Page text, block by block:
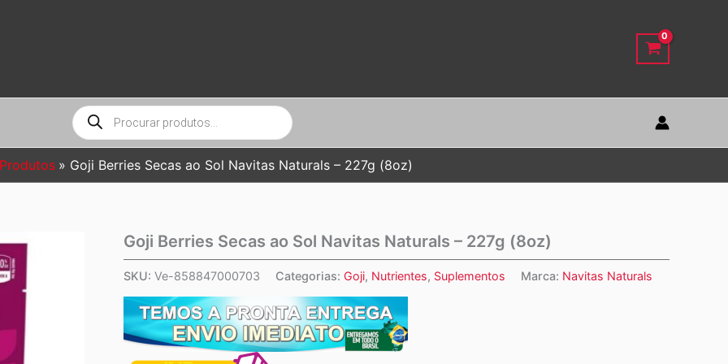
Pesquisar
produtos
Produtos Goji Berries Secas ao Sol Navitas Naturals – 227g (8oz)
Goji Berries Secas ao Sol Navitas Naturals – 227g (8oz)
SKU: Ve-858847000703 Categorias: Goji, Nutrientes, Suplementos Marca: Navitas Naturals